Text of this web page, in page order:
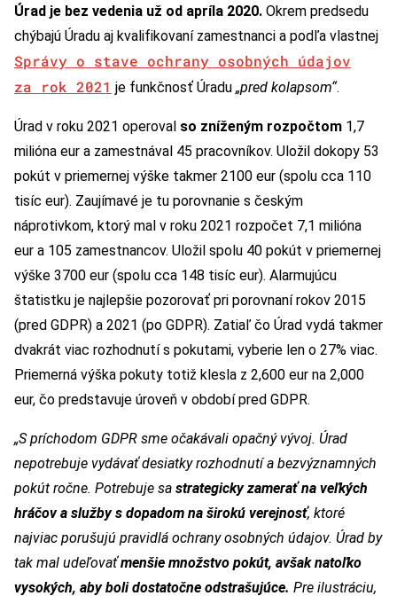
Úrad je bez vedenia už od apríla 2020. Okrem predsedu
chýbajú Úradu aj kvalifikovaní zamestnanci a podľa vlastnej
Správy o stave ochrany osobných údajov
za rok 2021 je funkčnosť Úradu „pred kolapsom“.
Úrad v roku 2021 operoval so zníženým rozpočtom 1,7
milióna eur a zamestnával 45 pracovníkov. Uložil dokopy 53
pokút v priemernej výške takmer 2100 eur (spolu cca 110
tisíc eur). Zaujímavé je tu porovnanie s českým
náprotivkom, ktorý mal v roku 2021 rozpočet 7,1 milióna
eur a 105 zamestnancov. Uložil spolu 40 pokút v priemernej
výške 3700 eur (spolu cca 148 tisíc eur). Alarmujúcu
štatistku je najlepšie pozorovať pri porovnaní rokov 2015
(pred GDPR) a 2021 (po GDPR). Zatiaľ čo Úrad vydá takmer
dvakrát viac rozhodnutí s pokutami, vyberie len o 27% viac.
Priemerná výška pokuty totiž klesla z 2,600 eur na 2,000
eur, čo predstavuje úroveň v období pred GDPR.
„S príchodom GDPR sme očakávali opačný vývoj. Úrad
nepotrebuje vydávať desiatky rozhodnutí a bezvýznamných
pokút ročne. Potrebuje sa strategicky zamerať na veľkých
hráčov a služby s dopadom na širokú verejnosť, ktoré
najviac porušujú pravidlá ochrany osobných údajov. Úrad by
tak mal udeľovaťmenšie množstvo pokút, avšak natoľko
vysokých, aby boli dostatočne odstrašujúce. Pre ilustráciu,